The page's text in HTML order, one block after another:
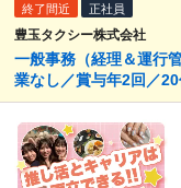
終了間近 正社員
豊玉タクシー株式会社
一般事務（経理＆運行
業なし／賞与年2回／